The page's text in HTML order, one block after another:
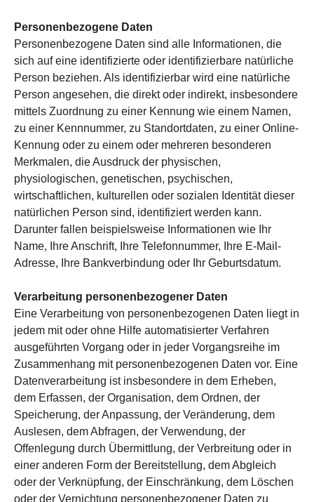
Personenbezogene Daten
Personenbezogene Daten sind alle Informationen, die
sich auf eine identifizierte oder identifizierbare natürliche
Person beziehen. Als identifizierbar wird eine natürliche
Person angesehen, die direkt oder indirekt, insbesondere
mittels Zuordnung zu einer Kennung wie einem Namen,
zu einer Kennnummer, zu Standortdaten, zu einer Online-
Kennung oder zu einem oder mehreren besonderen
Merkmalen, die Ausdruck der physischen,
physiologischen, genetischen, psychischen,
wirtschaftlichen, kulturellen oder sozialen Identität dieser
natürlichen Person sind, identifiziert werden kann.
Darunter fallen beispielsweise Informationen wie Ihr
Name, Ihre Anschrift, Ihre Telefonnummer, Ihre E-Mail-
Adresse, Ihre Bankverbindung oder Ihr Geburtsdatum.
Verarbeitung personenbezogener Daten
Eine Verarbeitung von personenbezogenen Daten liegt in
jedem mit oder ohne Hilfe automatisierter Verfahren
ausgeführten Vorgang oder in jeder Vorgangsreihe im
Zusammenhang mit personenbezogenen Daten vor. Eine
Datenverarbeitung ist insbesondere in dem Erheben,
dem Erfassen, der Organisation, dem Ordnen, der
Speicherung, der Anpassung, der Veränderung, dem
Auslesen, dem Abfragen, der Verwendung, der
Offenlegung durch Übermittlung, der Verbreitung oder in
einer anderen Form der Bereitstellung, dem Abgleich
oder der Verknüpfung, der Einschränkung, dem Löschen
oder der Vernichtung personenbezogener Daten zu